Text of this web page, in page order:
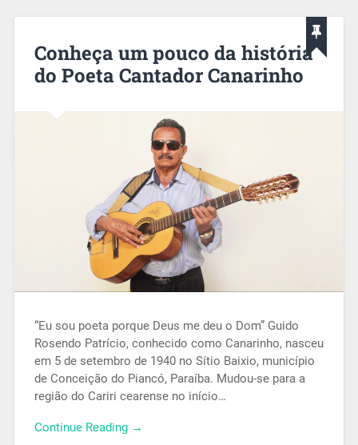
Conheça um pouco da história
do Poeta Cantador Canarinho
“Eu sou poeta porque Deus me deu o Dom” Guido
Rosendo Patrício, conhecido como Canarinho, nasceu
em 5 de setembro de 1940 no Sítio Baixio, município
de Conceição do Piancó, Paraíba. Mudou-se para a
região do Cariri cearense no início…
Continue Reading →